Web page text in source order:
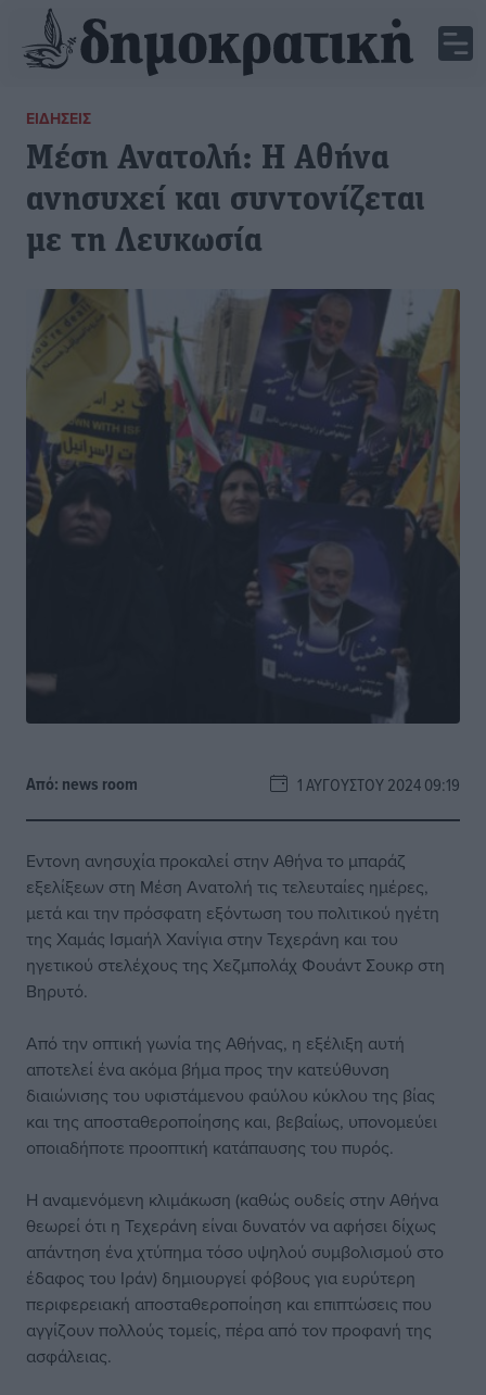
ΕΙΔΉΣΕΙΣ
Μέση Ανατολή: Η Αθήνα
ανησυχεί και συντονίζεται
με τη Λευκωσία
Από: news room 1 ΑΥΓΟΎΣΤΟΥ 2024 09:19
Εντονη ανησυχία προκαλεί στην Αθήνα το μπαράζ
εξελίξεων στη Μέση Ανατολή τις τελευταίες ημέρες,
μετά και την πρόσφατη εξόντωση του πολιτικού ηγέτη
της Χαμάς Ισμαήλ Χανίγια στην Τεχεράνη και του
ηγετικού στελέχους της Χεζμπολάχ Φουάντ Σουκρ στη
Βηρυτό.
Από την οπτική γωνία της Αθήνας, η εξέλιξη αυτή
αποτελεί ένα ακόμα βήμα προς την κατεύθυνση
διαιώνισης του υφιστάμενου φαύλου κύκλου της βίας
και της αποσταθεροποίησης και, βεβαίως, υπονομεύει
οποιαδήποτε προοπτική κατάπαυσης του πυρός.
Η αναμενόμενη κλιμάκωση (καθώς ουδείς στην Αθήνα
θεωρεί ότι η Τεχεράνη είναι δυνατόν να αφήσει δίχως
απάντηση ένα χτύπημα τόσο υψηλού συμβολισμού στο
έδαφος του Ιράν) δημιουργεί φόβους για ευρύτερη
περιφερειακή αποσταθεροποίηση και επιπτώσεις που
αγγίζουν πολλούς τομείς, πέρα από τον προφανή της
ασφάλειας.